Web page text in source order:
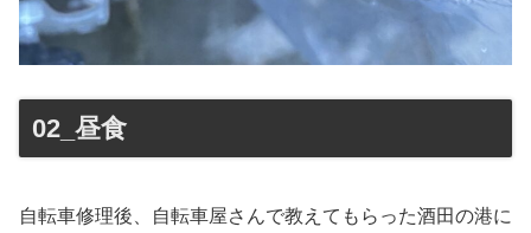
02_昼食
自転車修理後、自転車屋さんで教えてもらった酒田の港に